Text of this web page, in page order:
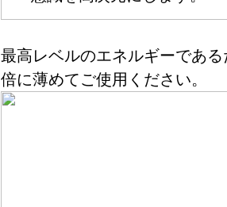
最高レベルのエネルギーであ
倍に薄めてご使用ください。